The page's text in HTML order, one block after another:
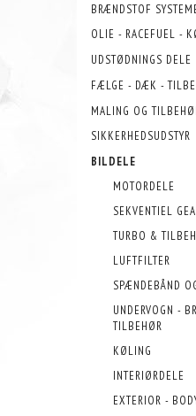
BRÆNDSTOF
OLIE - RACEFUEL -
UDSTØDNINGS DELE
FÆLGE - DÆK -
MALING OG
SIKKERHEDSUDSTYR
BILDELE
MOTORDELE
SEKVENTIEL
TURBO &
LUFTFILTER
SPÆNDEBÅND
UNDERVOGN -
TILBEHØR
KØLING
INTERIØRDELE
EXTERIOR -